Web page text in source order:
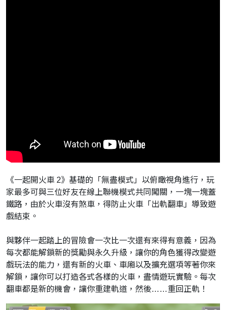
《一起開火車 2》基礎的「無盡模式」以俯瞰視角進行， 玩
家最多可與三位好友在線上聯機模式共同闖關，一塊一塊蓋
鐵路， 由於火車沒有煞車，得防止火車「出軌翻車」導致遊
戲結束。
與夥伴一起踏上的冒險會一次比一次還有來得有意義， 因為
每次都能解鎖新的獎勵與永久升級， 讓你的角色獲得改變遊
戲玩法的能力，還有新的火車、 車廂以及擴充選項等著你來
解鎖，讓你可以打造各式各樣的火車， 盡情遊玩實驗。每次
翻車都是新的機會，讓你重建軌道，然後……重回正軌！